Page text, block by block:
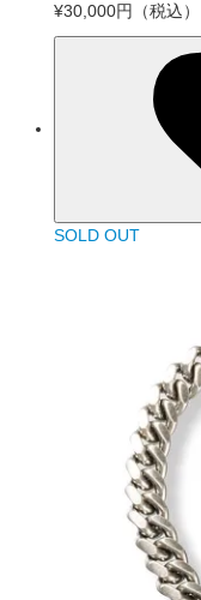
¥30,000円
（税込）
SOLD OUT